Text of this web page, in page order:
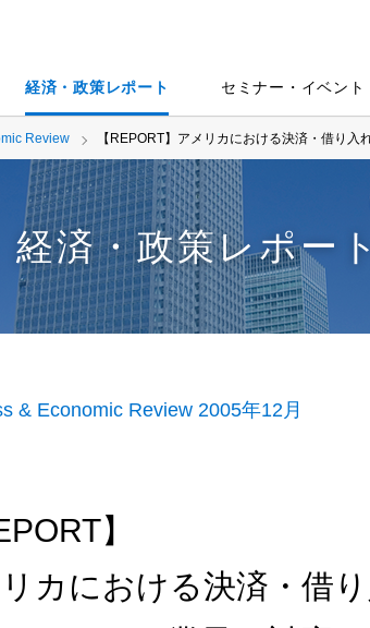
経済・政策レポート セミナー・イベント
Review 【REPORT】アメリカにおける決済・借り
経済・政策レポー
& Economic Review 2005年12月
】
カにおける決済・借